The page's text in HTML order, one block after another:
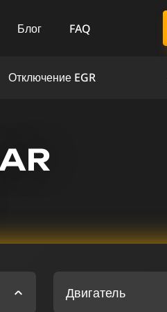
Блог FAQ
Отключение EGR
Двигатель